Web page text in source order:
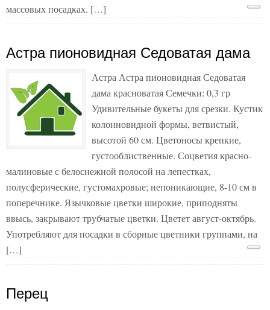
массовых посадках. […]
Астра пионовидная Седоватая дама
Астра Астра пионовидная Седоватая
дама красноватая Семечки: 0,3 гр
Удивительные букеты для срезки. Кустик
колонновидной формы, ветвистый,
высотой 60 см. Цветоносы крепкие,
густооблиственные. Соцветия красно-
малиновые с белоснежной полосой на лепестках,
полусферические, густомахровые; непоникающие, 8-10 см в
поперечнике. Язычковые цветки широкие, приподняты
ввысь, закрывают трубчатые цветки. Цветет август-октябрь.
Употребляют для посадки в сборные цветники группами, на
[…]
Перец